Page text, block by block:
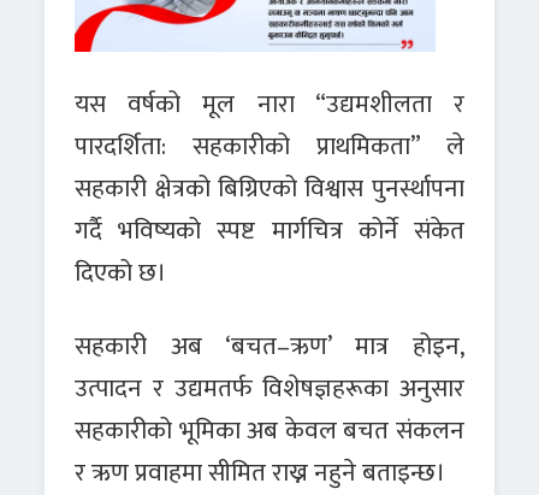
यस वर्षको मूल नारा “उद्यमशीलता र
पारदर्शिता: सहकारीको प्राथमिकता” ले
सहकारी क्षेत्रको बिग्रिएको विश्वास पुनर्स्थापना
गर्दै भविष्यको स्पष्ट मार्गचित्र कोर्ने संकेत
दिएको छ।
सहकारी अब ‘बचत–ऋण’ मात्र होइन,
उत्पादन र उद्यमतर्फ विशेषज्ञहरूका अनुसार
सहकारीको भूमिका अब केवल बचत संकलन
र ऋण प्रवाहमा सीमित राख्न नहुने बताइन्छ।